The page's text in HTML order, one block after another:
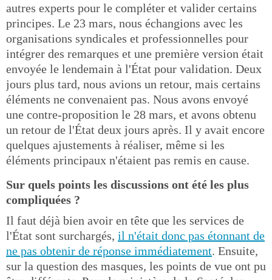
autres experts pour le compléter et valider certains
principes. Le 23 mars, nous échangions avec les
organisations syndicales et professionnelles pour
intégrer des remarques et une première version était
envoyée le lendemain à l'État pour validation. Deux
jours plus tard, nous avions un retour, mais certains
éléments ne convenaient pas. Nous avons envoyé
une contre-proposition le 28 mars, et avons obtenu
un retour de l'État deux jours après. Il y avait encore
quelques ajustements à réaliser, même si les
éléments principaux n'étaient pas remis en cause.
Sur quels points les discussions ont été les plus
compliquées ?
Il faut déjà bien avoir en tête que les services de
l'État sont surchargés, il n'était donc pas étonnant de
ne pas obtenir de réponse immédiatement. Ensuite,
sur la question des masques, les points de vue ont pu